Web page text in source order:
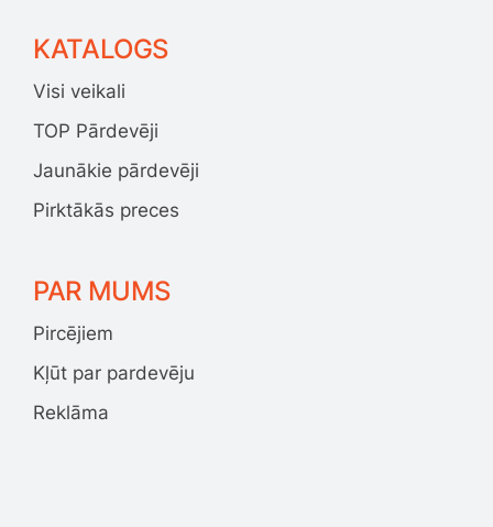
KATALOGS
Visi veikali
TOP Pārdevēji
Jaunākie pārdevēji
Pirktākās preces
PAR MUMS
Pircējiem
Kļūt par pardevēju
Reklāma